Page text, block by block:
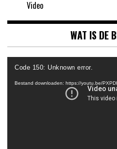
Video
WAT IS DE
Videospeler
Code 150: Unknown error.
Bestand downloaden: https://youtu.be/